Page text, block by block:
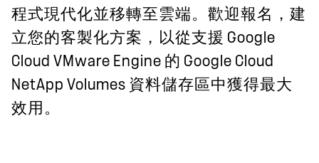
程式現代化並移轉至雲端。歡迎報名，建
立您的客製化方案，以從支援 Google
Cloud VMware Engine 的 Google Cloud
NetApp Volumes 資料儲存區中獲得最大
效用。